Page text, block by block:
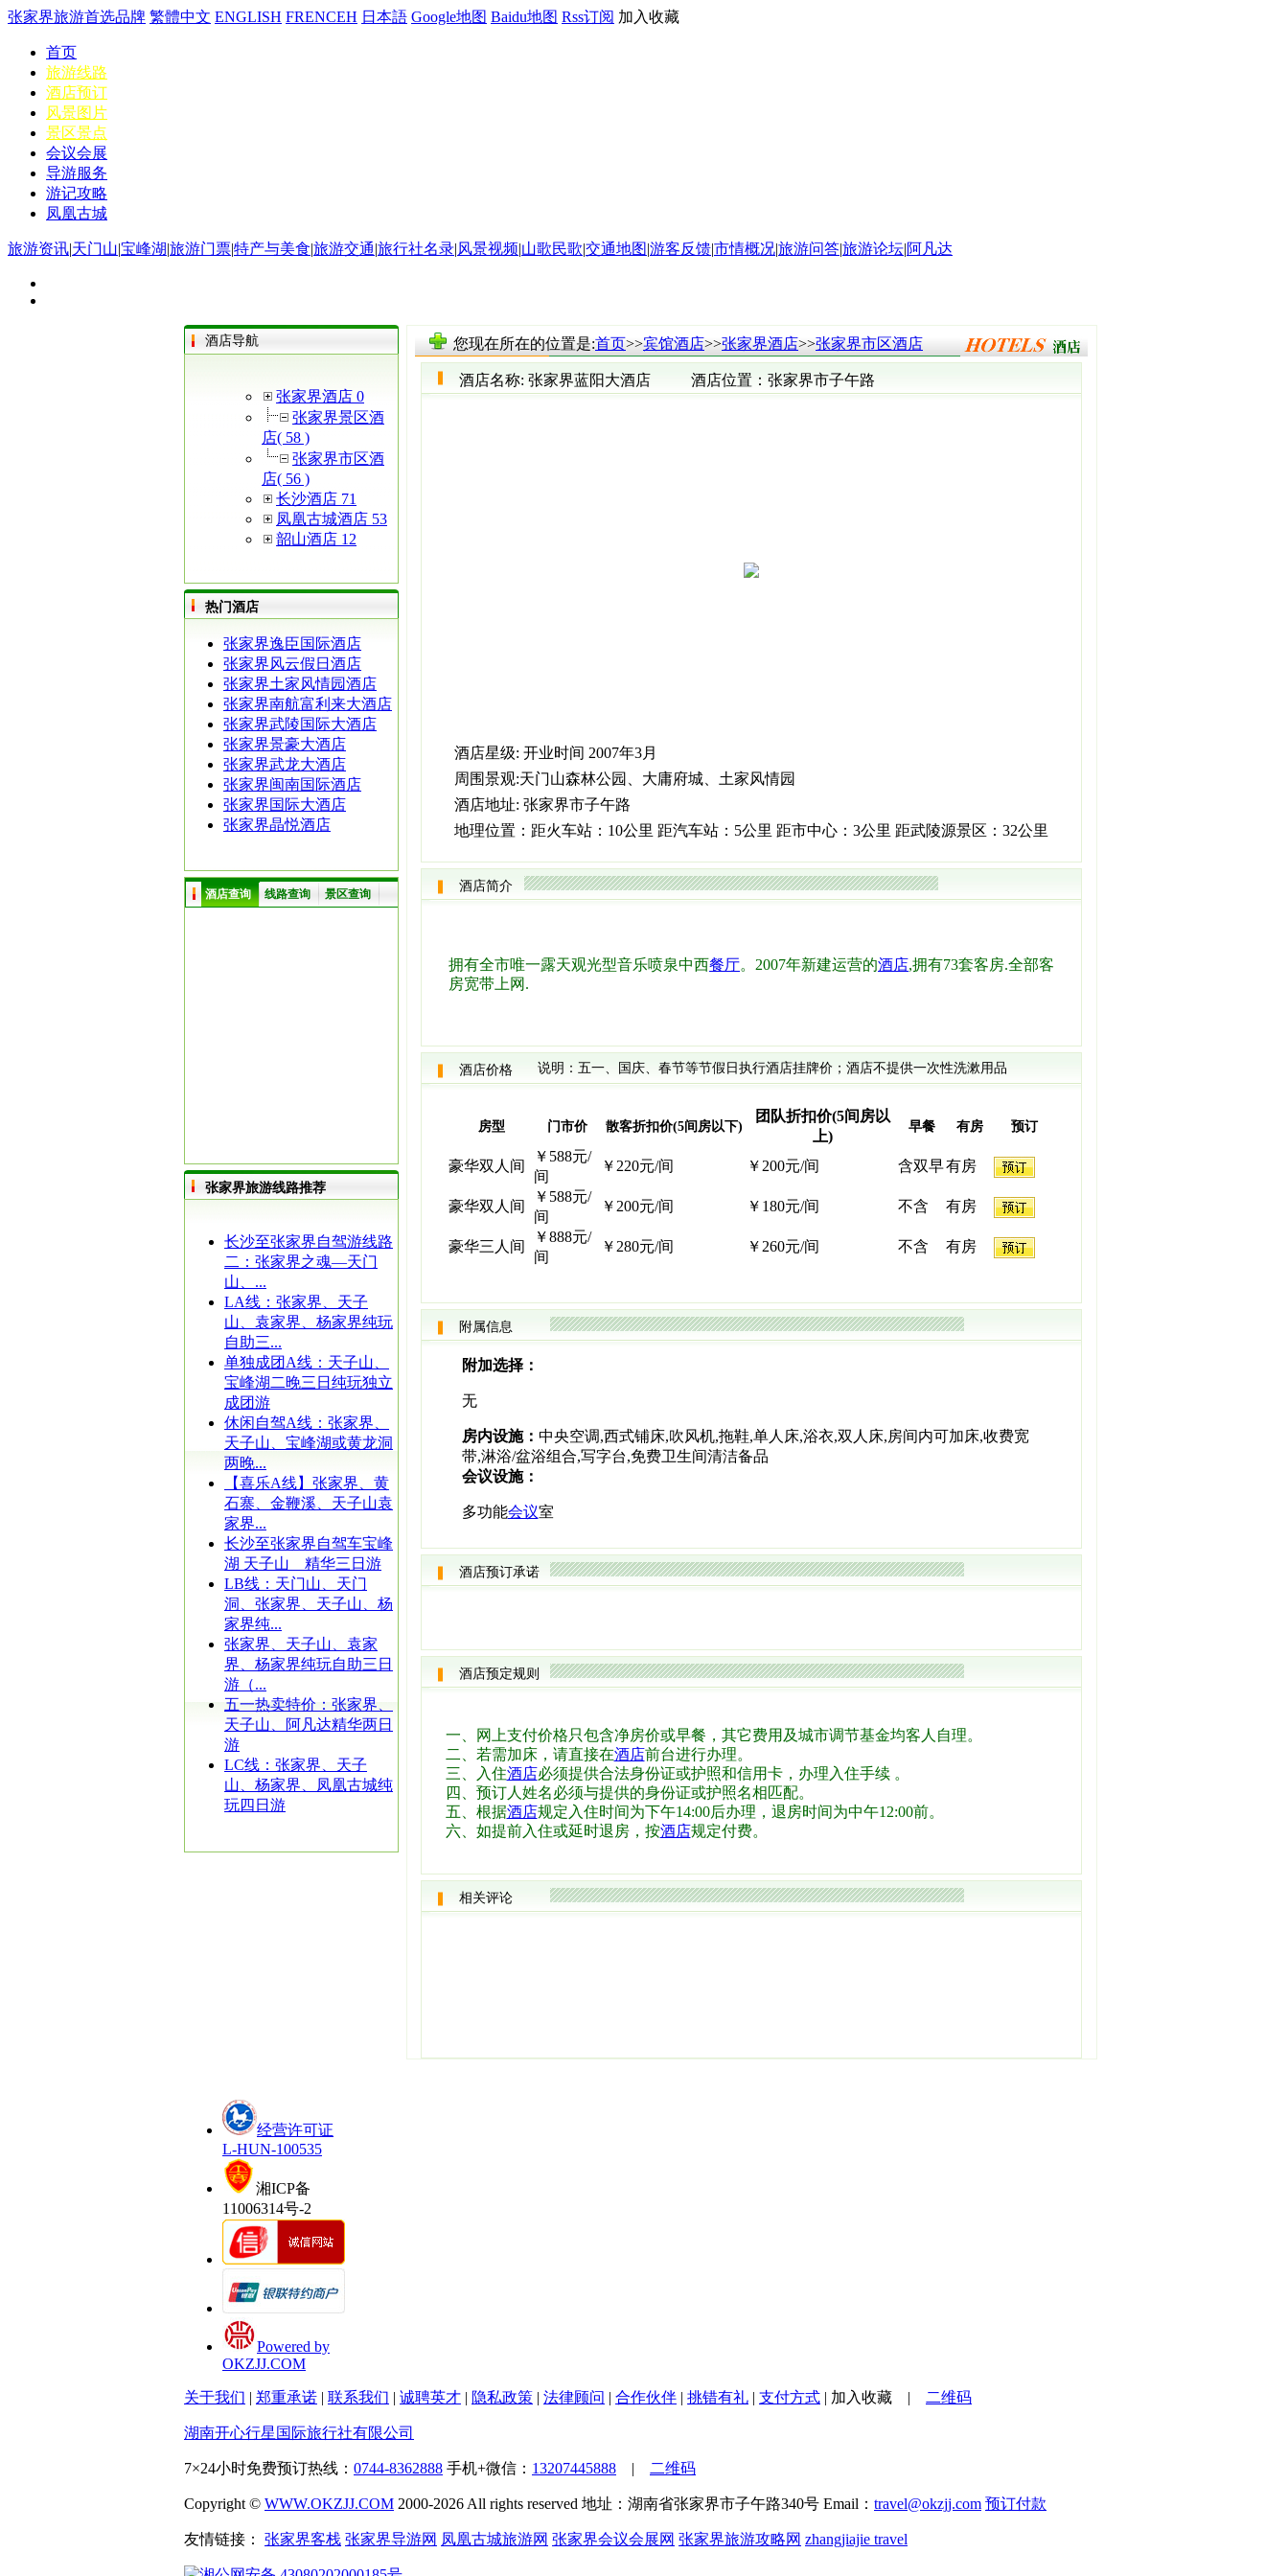
张家界旅游首选品牌 繁體中文 ENGLISH FRENCEH 日本語 Google地图 Baidu地图 Rss订阅 加入收藏
首页
旅游线路
酒店预订
风景图片
景区景点
会议会展
导游服务
游记攻略
凤凰古城
旅游资讯|天门山|宝峰湖|旅游门票|特产与美食|旅游交通|旅行社名录|风景视频|山歌民歌|交通地图|游客反馈|市情概况|旅游问答|旅游论坛|阿凡达
酒店导航
张家界酒店 0
张家界景区酒
店( 58 )
张家界市区酒
店( 56 )
长沙酒店 71
凤凰古城酒店 53
韶山酒店 12
热门酒店
张家界逸臣国际酒店
张家界风云假日酒店
张家界土家风情园酒店
张家界南航富利来大酒店
张家界武陵国际大酒店
张家界景豪大酒店
张家界武龙大酒店
张家界闽南国际酒店
张家界国际大酒店
张家界晶悦酒店
酒店查询 线路查询 景区查询
张家界旅游线路推荐
长沙至张家界自驾游线路
二：张家界之魂—天门
山、...
LA线：张家界、天子
山、袁家界、杨家界纯玩
自助三...
单独成团A线：天子山、
宝峰湖二晚三日纯玩独立
成团游
休闲自驾A线：张家界、
天子山、宝峰湖或黄龙洞
两晚...
【喜乐A线】张家界、黄
石寨、金鞭溪、天子山袁
家界...
长沙至张家界自驾车宝峰
湖 天子山 精华三日游
LB线：天门山、天门
洞、张家界、天子山、杨
家界纯...
张家界、天子山、袁家
界、杨家界纯玩自助三日
游（...
五一热卖特价：张家界、
天子山、阿凡达精华两日
游
LC线：张家界、天子
山、杨家界、凤凰古城纯
玩四日游
您现在所在的位置是:首页>>宾馆酒店>>张家界酒店>>张家界市区酒店
酒店名称: 张家界蓝阳大酒店 酒店位置： 张家界市子午路
酒店星级: 开业时间 2007年3月
周围景观:天门山森林公园、大庸府城、土家风情园
酒店地址: 张家界市子午路
地理位置： 距火车站：10公里 距汽车站：5公里 距市中心：3公里 距武陵源景区：32公里
酒店简介
拥有全市唯一露天观光型音乐喷泉中西餐厅。2007年新建运营的酒店,拥有73套客房.全部客
房宽带上网.
酒店价格 说明：五一、国庆、春节等节假日执行酒店挂牌价；酒店不提供一次性洗漱用品
房型 门市价 散客折扣价(5间房以下)
团队折扣价(5间房以
上)
早餐 有房 预订
豪华双人间
￥588元/
间
￥220元/间 ￥200元/间 含双早有房
豪华双人间
￥588元/
间
￥200元/间 ￥180元/间 不含 有房
豪华三人间
￥888元/
间
￥280元/间 ￥260元/间 不含 有房
附属信息
附加选择：
无
房内设施： 中央空调,西式铺床,吹风机,拖鞋,单人床,浴衣,双人床,房间内可加床,收费宽
带,淋浴/盆浴组合,写字台,免费卫生间清洁备品
会议设施：
多功能会议室
酒店预订承诺
酒店预定规则
一、网上支付价格只包含净房价或早餐，其它费用及城市调节基金均客人自理。
二、若需加床，请直接在酒店前台进行办理。
三、入住酒店必须提供合法身份证或护照和信用卡，办理入住手续 。
四、预订人姓名必须与提供的身份证或护照名相匹配。
五、根据酒店规定入住时间为下午14:00后办理，退房时间为中午12:00前。
六、如提前入住或延时退房，按酒店规定付费。
相关评论
经营许可证
L-HUN-100535
湘ICP备
11006314号-2
Powered by
OKZJJ.COM
关于我们 | 郑重承诺 | 联系我们 | 诚聘英才 | 隐私政策 | 法律顾问 | 合作伙伴 | 挑错有礼 | 支付方式 | 加入收藏 | 二维码
湖南开心行星国际旅行社有限公司
7×24小时免费预订热线： 0744-8362888 手机+微信： 13207445888 | 二维码
Copyright © WWW.OKZJJ.COM 2000-2026 All rights reserved 地址：湖南省张家界市子午路340号 Email： travel@okzjj.com 预订付款
友情链接： 张家界客栈 张家界导游网 凤凰古城旅游网 张家界会议会展网 张家界旅游攻略网 zhangjiajie travel